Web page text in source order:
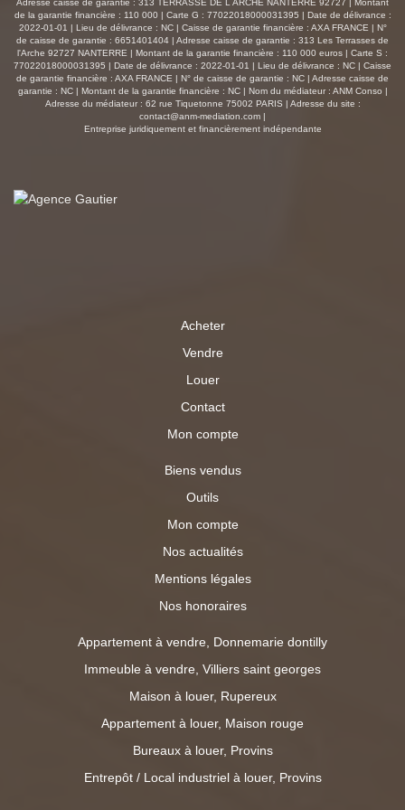
Adresse caisse de garantie : 313 TERRASSE DE L ARCHE NANTERRE 92727 | Montant
de la garantie financière : 110 000 | Carte G : 77022018000031395 | Date de délivrance :
2022-01-01 | Lieu de délivrance : NC | Caisse de garantie financière : AXA FRANCE | N°
de caisse de garantie : 6651401404 | Adresse caisse de garantie : 313 Les Terrasses de
l'Arche 92727 NANTERRE | Montant de la garantie financière : 110 000 euros | Carte S :
77022018000031395 | Date de délivrance : 2022-01-01 | Lieu de délivrance : NC | Caisse
de garantie financière : AXA FRANCE | N° de caisse de garantie : NC | Adresse caisse de
garantie : NC | Montant de la garantie financière : NC | Nom du médiateur : ANM Conso |
Adresse du médiateur : 62 rue Tiquetonne 75002 PARIS | Adresse du site :
contact@anm-mediation.com |
Entreprise juridiquement et financièrement indépendante
Acheter
Vendre
Louer
Contact
Mon compte
Biens vendus
Outils
Mon compte
Nos actualités
Mentions légales
Nos honoraires
Appartement à vendre, Donnemarie dontilly
Immeuble à vendre, Villiers saint georges
Maison à louer, Rupereux
Appartement à louer, Maison rouge
Bureaux à louer, Provins
Entrepôt / Local industriel à louer, Provins